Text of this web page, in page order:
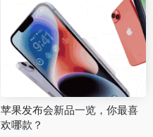
苹果发布会新品一览，你最喜
欢哪款？